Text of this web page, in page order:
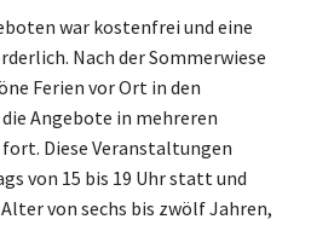
war kostenfrei und eine
Nach der Sommerwiese
Ferien vor Ort in den
Angebote in mehreren
Diese Veranstaltungen
von 15 bis 19 Uhr statt und
von sechs bis zwölf Jahren,